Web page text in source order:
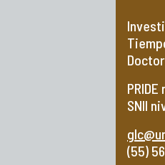
PRIDE
SNII
(55)